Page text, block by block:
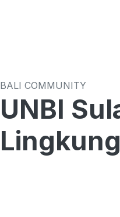
BALI COMMUNITY
UNBI